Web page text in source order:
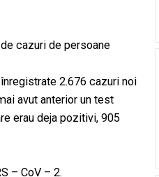
cazuri de persoane
2.676 cazuri noi
avut anterior un test
erau deja pozitivi, 905
– CoV – 2.